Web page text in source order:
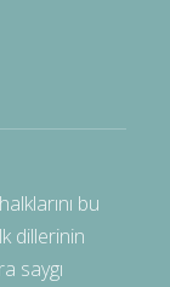
bu
dillerinin
saygı